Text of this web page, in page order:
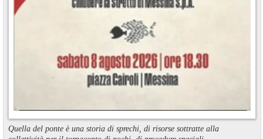
Quella del ponte è una storia di sprechi, di risorse sottratte alla